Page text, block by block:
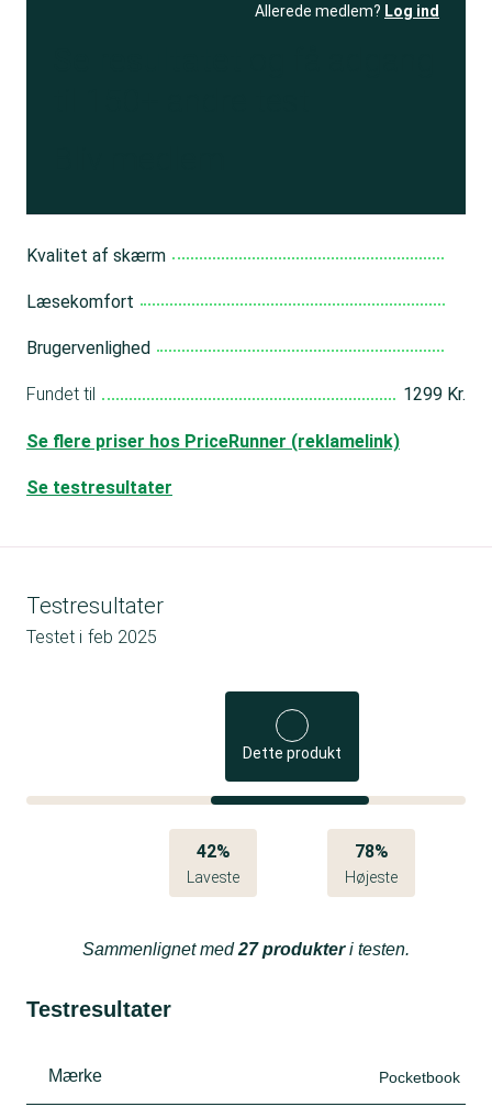
Allerede medlem? Log ind
Kvalitet af skærm
Læsekomfort
Brugervenlighed
Fundet til 1299 Kr.
Se flere priser hos PriceRunner (reklamelink)
Se testresultater
Testresultater
Testet i feb 2025
Dette produkt
42%
Laveste
78%
Højeste
Sammenlignet med27 produkteri testen.
Testresultater
Mærke Pocketbook